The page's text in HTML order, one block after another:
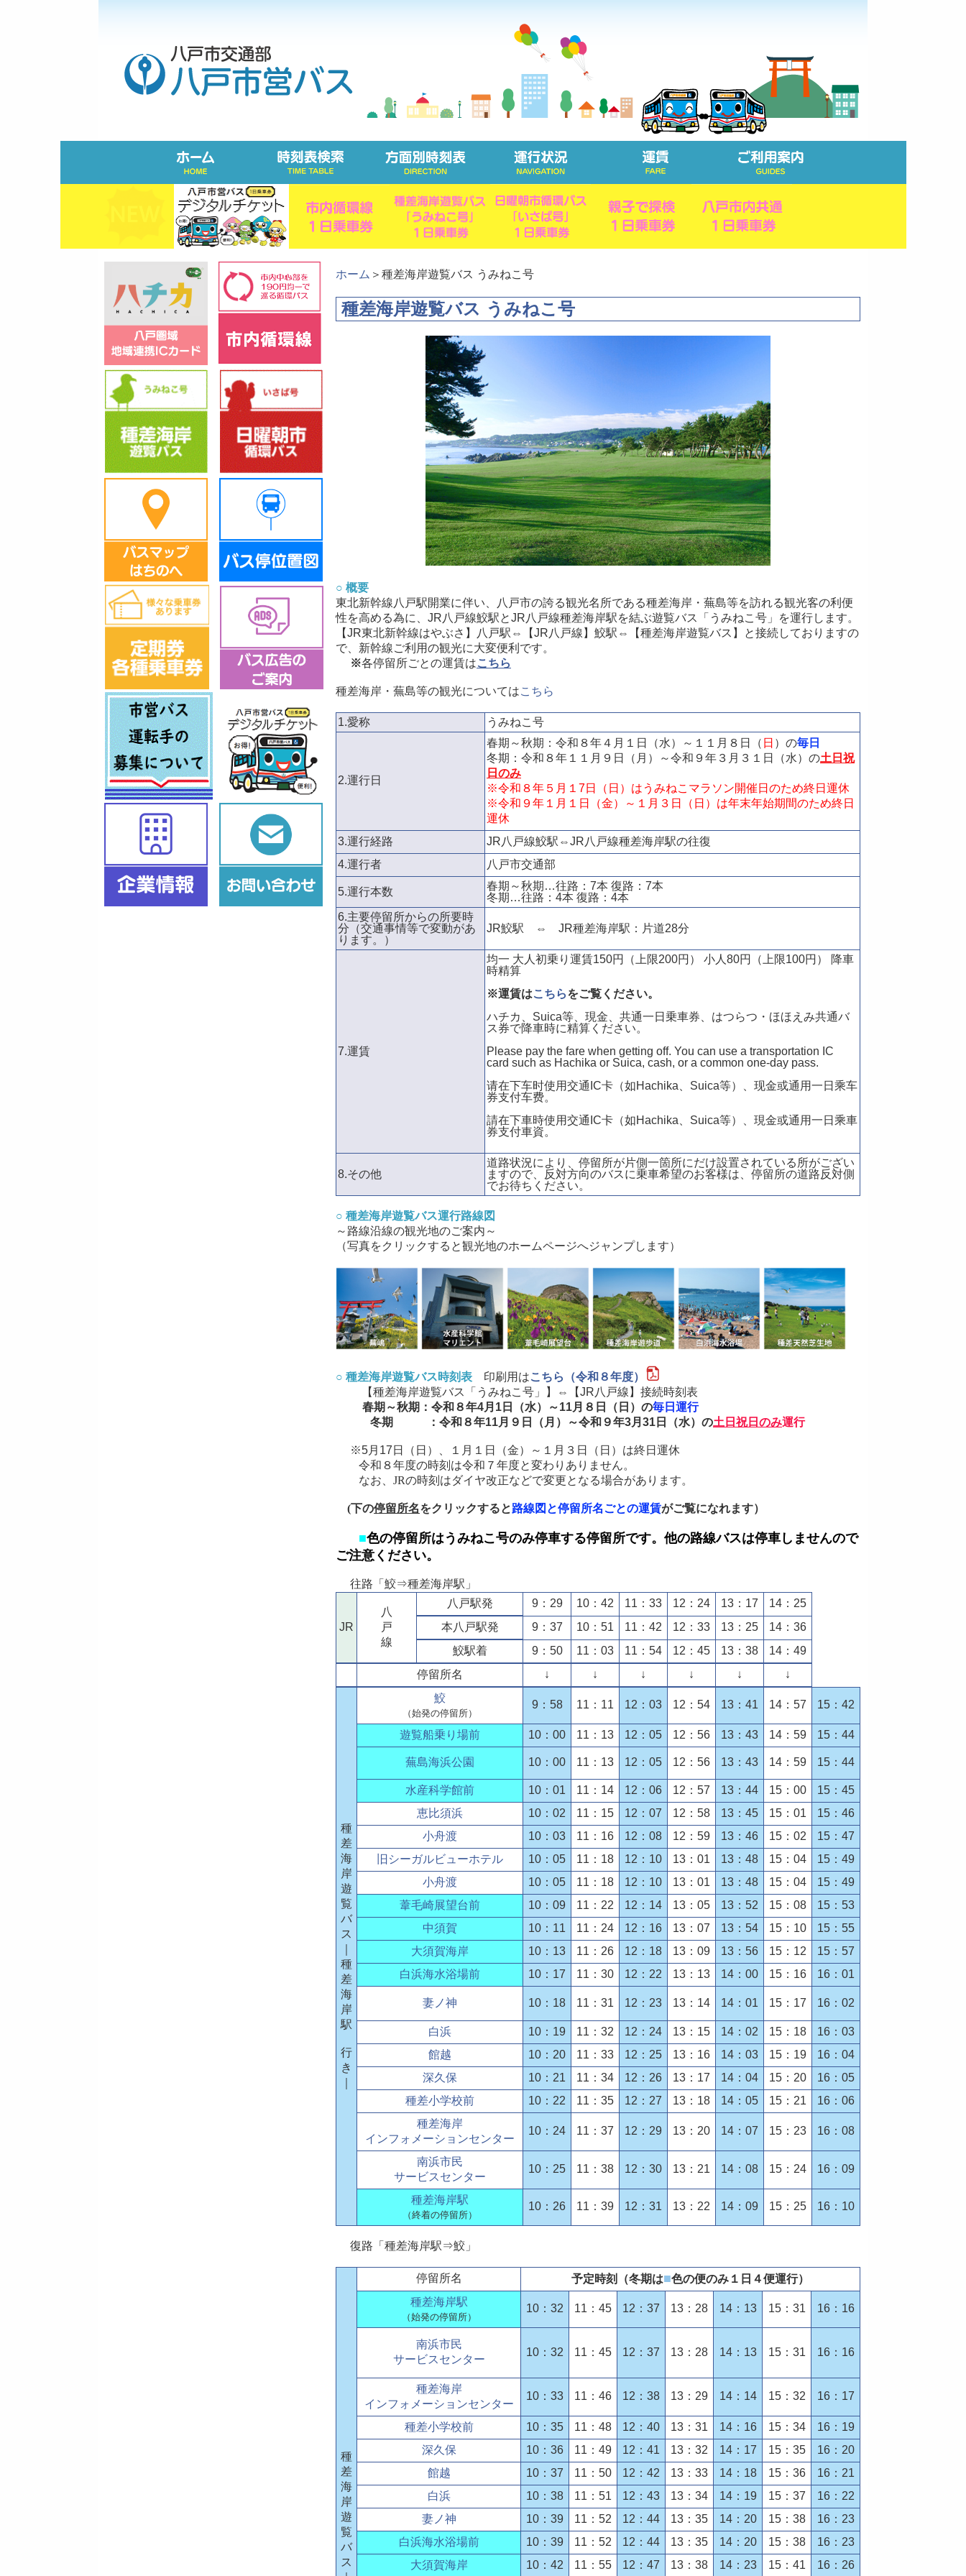
ホーム ＞種差海岸遊覧バス うみねこ号
種差海岸遊覧バス うみねこ号
○ 概要
東北新幹線八戸駅開業に伴い、八戸市の誇る観光名所である種差海岸・蕪島等を訪れる観光客の利便
性を高める為に、JR八戸線鮫駅とJR八戸線種差海岸駅を結ぶ遊覧バス「うみねこ号」を運行します。
【JR東北新幹線はやぶさ】八戸駅⇔【JR八戸線】鮫駅⇔【種差海岸遊覧バス】と接続しておりますの
で、新幹線ご利用の観光に大変便利です。
※各停留所ごとの運賃はこちら
種差海岸・蕪島等の観光についてはこちら
1.愛称 うみねこ号
2.運行日
春期～秋期：令和８年４月１日（水）～１１月８日（ 日 ）の毎日
冬期：令和８年１１月９日（月）～令和９年３月３１日（水）の土日祝
日のみ
※令和８年５月１7日（日）はうみねこマラソン開催日のため終日運休
※令和９年１月１日（金）～１月３日（日）は年末年始期間のため終日
運休
3.運行経路
JR八戸線鮫駅⇔JR八戸線種差海岸駅の往復
4.運行者
八戸市交通部
5.運行本数
春期～秋期…往路：7本 復路：7本
冬期…往路：4本 復路：4本
6.主要停留所からの所要時
分（交通事情等で変動があ
ります。）
JR鮫駅 ⇔ JR種差海岸駅：片道28分
7.運賃
均一 大人初乗り運賃150円（上限200円） 小人80円（上限100円） 降車
時精算
※運賃はこちらをご覧ください。
ハチカ、Suica等、現金、共通一日乗車券、はつらつ・ほほえみ共通バ
ス券で降車時に精算ください。
Please pay the fare when getting off. You can use a transportation IC
card such as Hachika or Suica, cash, or a common one-day pass.
请在下车时使用交通IC卡（如Hachika、Suica等）、现金或通用一日乘车
券支付车费。
請在下車時使用交通IC卡（如Hachika、Suica等）、現金或通用一日乘車
券支付車資。
8.その他
道路状況により、停留所が片側一箇所にだけ設置されている所がござい
ますので、反対方向のバスに乗車希望のお客様は、停留所の道路反対側
でお待ちください。
○ 種差海岸遊覧バス運行路線図
～路線沿線の観光地のご案内～
（写真をクリックすると観光地のホームページへジャンプします）
○ 種差海岸遊覧バス時刻表 印刷用はこちら（令和８年度）
【種差海岸遊覧バス「うみねこ号」】⇔【JR八戸線】接続時刻表
春期～秋期：令和８年4月1日（水）～11月８日（日）の毎日運行
冬期 ：令和８年11月９日（月）～令和９年3月31日（水）の土日祝日のみ運行
※5月17日（日）、１月１日（金）～１月３日（日）は終日運休
令和８年度の時刻は令和７年度と変わりありません。
なお、JRの時刻はダイヤ改正などで変更となる場合があります。
(下の停留所名をクリックすると路線図と停留所名ごとの運賃がご覧になれます）
■色の停留所はうみねこ号のみ停車する停留所です。他の路線バスは停車しませんので
ご注意ください。
往路「鮫⇒種差海岸駅」
JR
八
戸
線
八戸駅発 9：29 10：42 11：33 12：24 13：17
14：25
本八戸駅発
9：37 10：51 11：42 12：33 13：25
14：36
鮫駅着
9：50 11：03 11：54 12：45 13：38
14：49
停留所名
↓ ↓ ↓ ↓ ↓ ↓
種
差
海
岸
遊
覧
バ
ス
種
差
海
岸
駅
行
き
鮫
（始発の停留所）
9：58 11：11 12：03 12：54 13：41 14：57 15：42
遊覧船乗り場前 10：00 11：13 12：05 12：56 13：43 14：59 15：44
蕪島海浜公園 10：00 11：13 12：05 12：56 13：43 14：59 15：44
水産科学館前 10：01 11：14 12：06 12：57 13：44 15：00
15：45
恵比須浜
10：02 11：15 12：07 12：58 13：45 15：01
15：46
小舟渡
10：03 11：16 12：08 12：59 13：46 15：02
15：47
旧シーガルビューホテル
10：05 11：18 12：10 13：01 13：48 15：04
15：49
小舟渡
10：05 11：18 12：10 13：01 13：48 15：04
15：49
葦毛崎展望台前
10：09 11：22 12：14 13：05 13：52 15：08
15：53
中須賀
10：11 11：24 12：16 13：07 13：54 15：10
15：55
大須賀海岸
10：13 11：26 12：18 13：09 13：56 15：12
15：57
白浜海水浴場前
10：17 11：30 12：22 13：13 14：00 15：16 16：01
妻ノ神 10：18 11：31 12：23 13：14 14：01 15：17 16：02
白浜 10：19 11：32 12：24 13：15 14：02 15：18
16：03
館越
10：20 11：33 12：25 13：16 14：03 15：19
16：04
深久保
10：21 11：34 12：26 13：17 14：04 15：20
16：05
種差小学校前
10：22 11：35 12：27 13：18 14：05 15：21
16：06
種差海岸
インフォメーションセンター
10：24 11：37 12：29 13：20 14：07 15：23 16：08
南浜市民
サービスセンター
10：25 11：38 12：30 13：21 14：08 15：24 16：09
種差海岸駅
（終着の停留所）
10：26 11：39 12：31 13：22 14：09 15：25 16：10
復路「種差海岸駅⇒鮫」
種
差
海
岸
遊
覧
バ
ス
停留所名 予定時刻（冬期は■色の便のみ１日４便運行）
種差海岸駅
（始発の停留所）
10：32 11：45 12：37 13：28 14：13 15：31 16：16
南浜市民
サービスセンター
10：32 11：45 12：37 13：28 14：13 15：31 16：16
種差海岸
インフォメーションセンター
10：33 11：46 12：38 13：29 14：14 15：32 16：17
種差小学校前 10：35 11：48 12：40 13：31 14：16 15：34
16：19
深久保
10：36 11：49 12：41 13：32 14：17 15：35
16：20
館越
10：37 11：50 12：42 13：33 14：18 15：36
16：21
白浜
10：38 11：51 12：43 13：34 14：19 15：37
16：22
妻ノ神
10：39 11：52 12：44 13：35 14：20 15：38
16：23
白浜海水浴場前
10：39 11：52 12：44 13：35 14：20 15：38
16：23
大須賀海岸
10：42 11：55 12：47 13：38 14：23 15：41 16：26